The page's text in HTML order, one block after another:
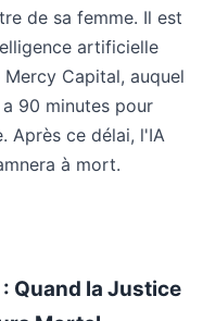
de sa femme. Il est
artificielle
Capital, auquel
90 minutes pour
Après ce délai, l'IA
à mort.
Quand la Justice